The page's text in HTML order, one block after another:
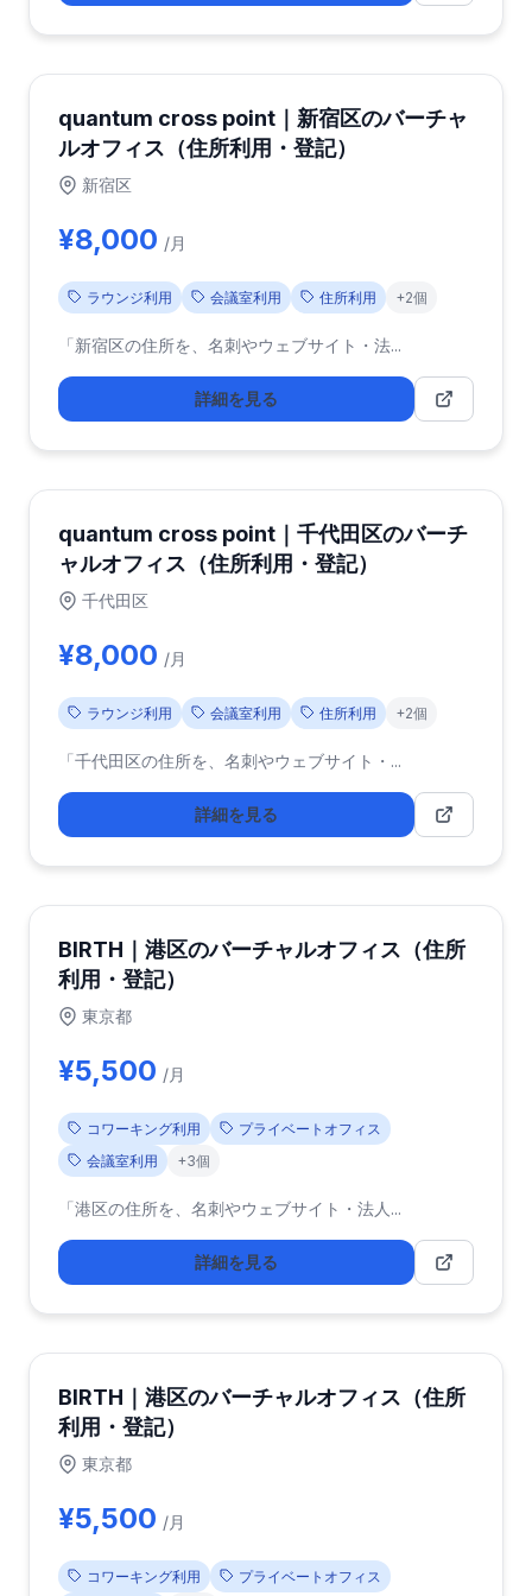
quantum cross point｜新宿区のバーチャ
ルオフィス（住所利用・登記）
新宿区
¥8,000 /月
ラウンジ利用 会議室利用 住所利用 +2個
「新宿区の住所を、名刺やウェブサイト・法...
詳細を見る
quantum cross point｜千代田区のバーチ
ャルオフィス（住所利用・登記）
千代田区
¥8,000 /月
ラウンジ利用 会議室利用 住所利用 +2個
「千代田区の住所を、名刺やウェブサイト・...
詳細を見る
BIRTH｜港区のバーチャルオフィス（住所
利用・登記）
東京都
¥5,500 /月
コワーキング利用
プライベートオフィス
会議室利用
+3個
「港区の住所を、名刺やウェブサイト・法人...
詳細を見る
BIRTH｜港区のバーチャルオフィス（住所
利用・登記）
東京都
¥5,500 /月
コワーキング利用
プライベートオフィス